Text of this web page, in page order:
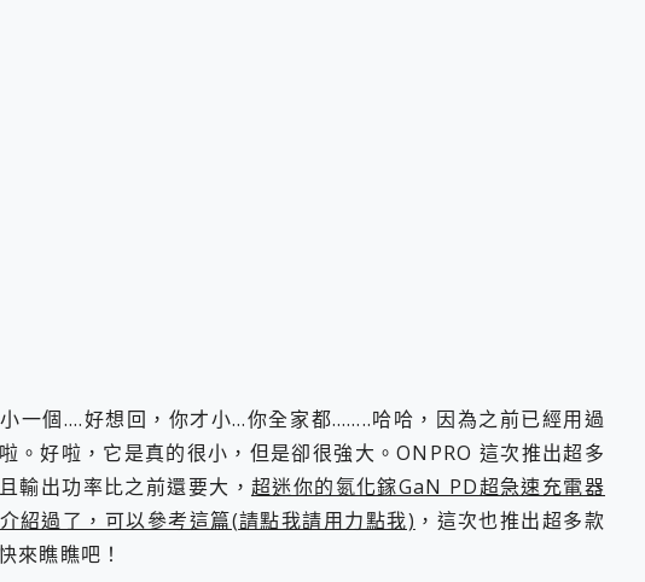
Apple Watch、AirPods耳機 三個設備充電一起搞定 ONPRO MagReact™
「HUAWEI FreeArc」開放式耳掛耳機，無感配戴! 超穩超服貼，音質、通話
Remover 免費線上去聲器一鍵去除人聲 人聲 音樂分離 2024 消除人聲
MHN 飛人工具分享~~ iToolab AnyGo 魔物獵人 Now飛人 ios教學 不出門也
超大容量 一次充5個設備 充好充滿 CUKTECH 酷態科 300W 微型充
復率，資料救援就是這麼簡單 EaseUS Data Recovery Wizard Free 18.0.0
Ultra 開箱 評測~ 有深度的 Leica 影像旗艦手機! 加碼小旗艦 Xiaomi 14 開
3e 真無線藍牙耳機智慧降噪升級、音質明亮溫潤，並支援雙設備連接~
掌機專屬配件包 來囉 完美保護 MSI Claw A1M-026TW 電競掌機
V30 系列 開箱 評測! 首搭蔡司光學鏡頭、攝影棚級柔光環、拍攝功能最
次滿足 超強散熱 微星 MSI Claw A1M-026TW 電競掌機 開箱 評測
對位 擁有超強吸力與超好用的隱磁支架 O-ONE MAG 最會吸的行動電源 開
蘇 300mm 專業增距鏡實測：Find X9 Ultra 光學長焦隨手拍，紀錄生活就是
一個….好想回，你才小…你全家都……..哈哈，因為之前已經用過
。好啦，它是真的很小，但是卻很強大。ONPRO 這次推出超多
輸出功率比之前還要大， 超迷你的氮化鎵GaN PD超急速充電器
紹過了，可以參考這篇(請點我請用力點我) ，這次也推出超多款
來瞧瞧吧！